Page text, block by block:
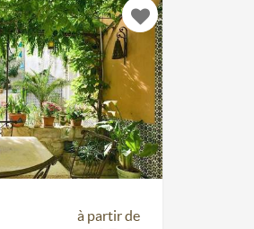
à partir de